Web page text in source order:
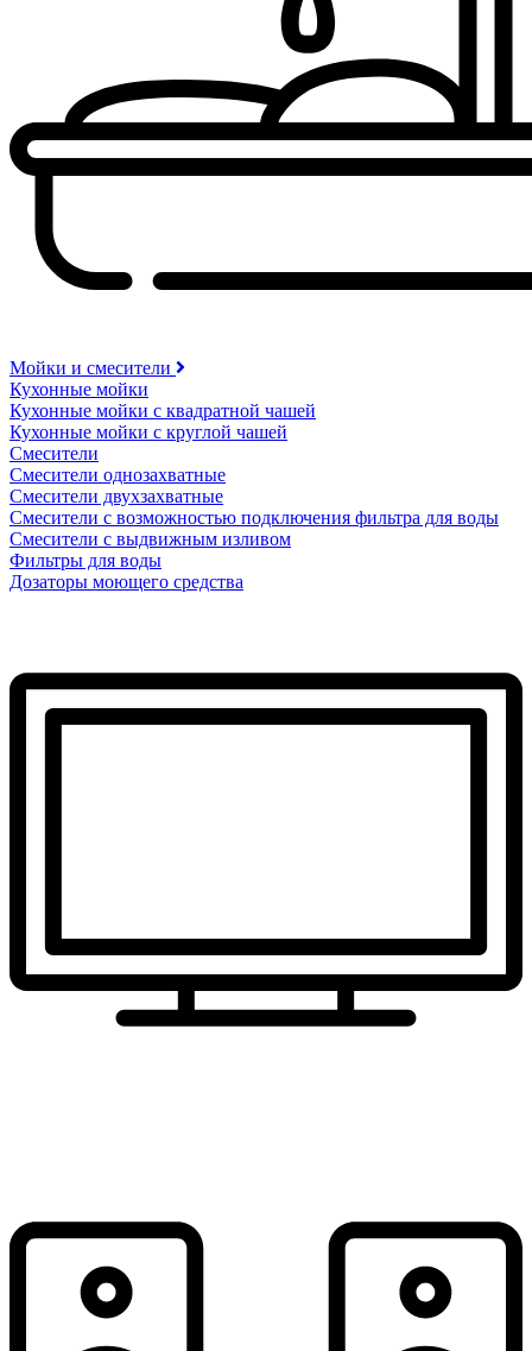
Мойки и смесители
Кухонные мойки
Кухонные мойки с квадратной чашей
Кухонные мойки с круглой чашей
Смесители
Смесители однозахватные
Смесители двухзахватные
Смесители с возможностью подключения фильтра для воды
Смесители с выдвижным изливом
Фильтры для воды
Дозаторы моющего средства